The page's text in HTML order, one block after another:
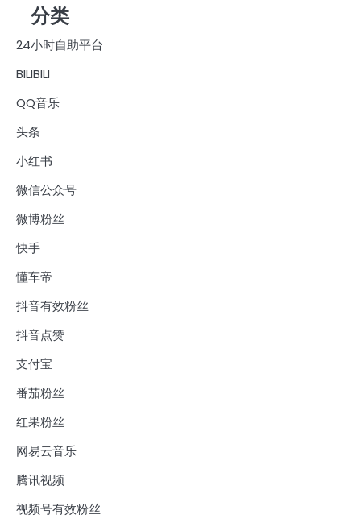
分类
24小时自助平台
BILIBILI
QQ音乐
头条
小红书
微信公众号
微博粉丝
快手
懂车帝
抖音有效粉丝
抖音点赞
支付宝
番茄粉丝
红果粉丝
网易云音乐
腾讯视频
视频号有效粉丝